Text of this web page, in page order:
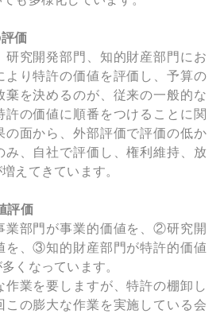
価
究開発部門、知的財産部門にお
より特許の価値を評価し、予算の
棄を決めるのが、従来の一般的な
許の価値に順番をつけることに関
の面から、外部評価で評価の低か
み、自社で評価し、権利維持、放
えてきています。
評価
部門が事業的価値を、②研究開
を、③知的財産部門が特許的価値
くなっています。
業を要しますが、特許の棚卸し
この膨大な作業を実施している会